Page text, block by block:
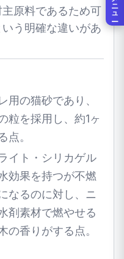
原料であるため可
う明確な違いがあ
用の猫砂であり、
粒を採用し、約1ヶ
点。
イト・シリカゲル
効果を持つが不燃
なるのに対し、ニ
剤素材で燃やせる
の香りがする点。